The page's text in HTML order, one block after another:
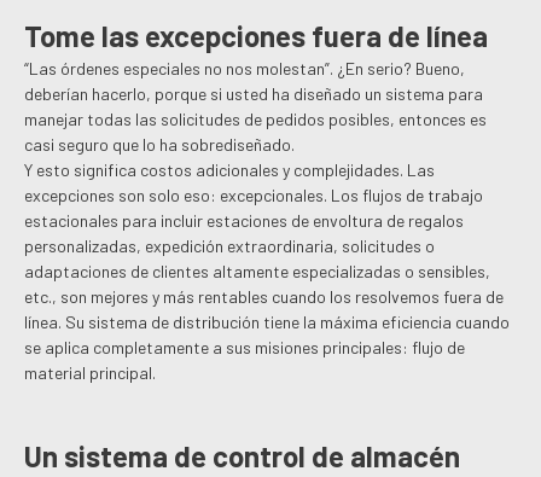
Tome las excepciones fuera de línea
“Las órdenes especiales no nos molestan”. ¿En serio? Bueno,
deberían hacerlo, porque si usted ha diseñado un sistema para
manejar todas las solicitudes de pedidos posibles, entonces es
casi seguro que lo ha sobrediseñado.
Y esto significa costos adicionales y complejidades. Las
excepciones son solo eso: excepcionales. Los flujos de trabajo
estacionales para incluir estaciones de envoltura de regalos
personalizadas, expedición extraordinaria, solicitudes o
adaptaciones de clientes altamente especializadas o sensibles,
etc., son mejores y más rentables cuando los resolvemos fuera de
línea. Su sistema de distribución tiene la máxima eficiencia cuando
se aplica completamente a sus misiones principales: flujo de
material principal.
Un sistema de control de almacén